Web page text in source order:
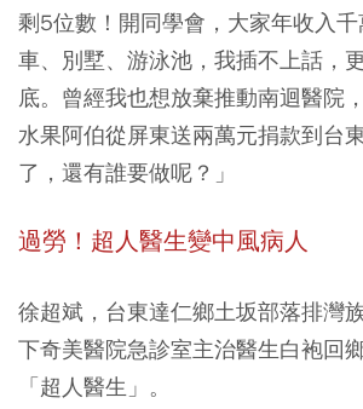
剩5位數！開同學會，大家年收入千
車、別墅、游泳池，我插不上話，
底。曾經我也想放棄推動南迴醫院
水果阿伯從屏東送兩萬元捐款到台
了，還有誰要做呢？」
過勞！超人醫生變中風病人
徐超斌，台東達仁鄉土坂部落排灣
下奇美醫院急診室主治醫生白袍回
「超人醫生」。